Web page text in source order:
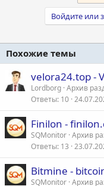
Войдите или
Похожие темы
velora24.top -
Lordborg Архив
Ответы 10
Finilon -
SQMonitor Архив
Ответы 13
Bitmine -
SQMonitor Архив